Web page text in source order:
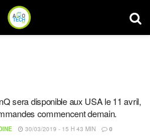
sera disponible aux USA le 11 avril,
commencent demain.
30/03/2019 - 15 H 43 MIN 0